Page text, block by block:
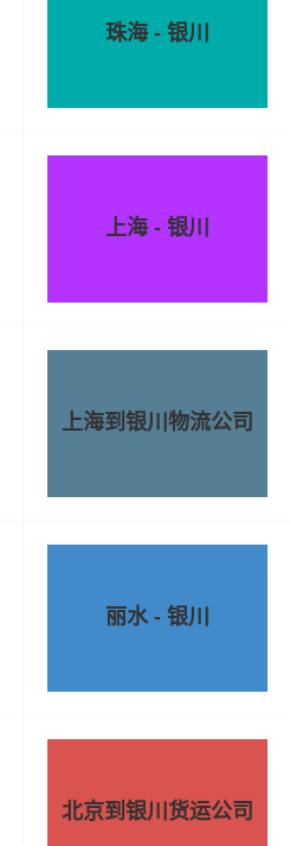
珠海 - 银川
上海 - 银川
上海到银川物流公司
丽水 - 银川
北京到银川货运公司